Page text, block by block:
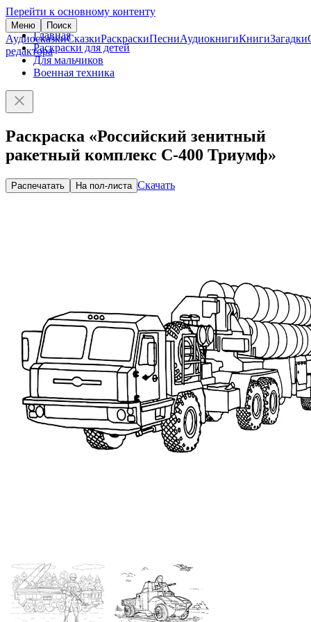
Перейти к основному контенту
Меню Поиск
АудиосказкиСказкиРаскраскиПесниАудиокнигиКнигиЗагадки
редактора
Главная
Раскраски для детей
Для мальчиков
Военная техника
Раскраска «Российский зенитный
ракетный комплекс С-400 Триумф»
Распечатать На пол-листа Скачать